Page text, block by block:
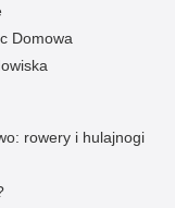
Domowa
rowery i hulajnogi